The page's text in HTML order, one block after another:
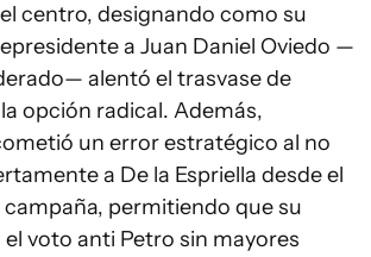
centro, designando como su
a Juan Daniel Oviedo —
alentó el trasvase de
opción radical. Además,
un error estratégico al no
a De la Espriella desde el
permitiendo que su
voto anti Petro sin mayores